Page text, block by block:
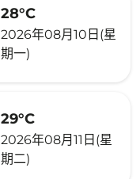
28°C
2026年08月10日(星
期一)
29°C
2026年08月11日(星
期二)